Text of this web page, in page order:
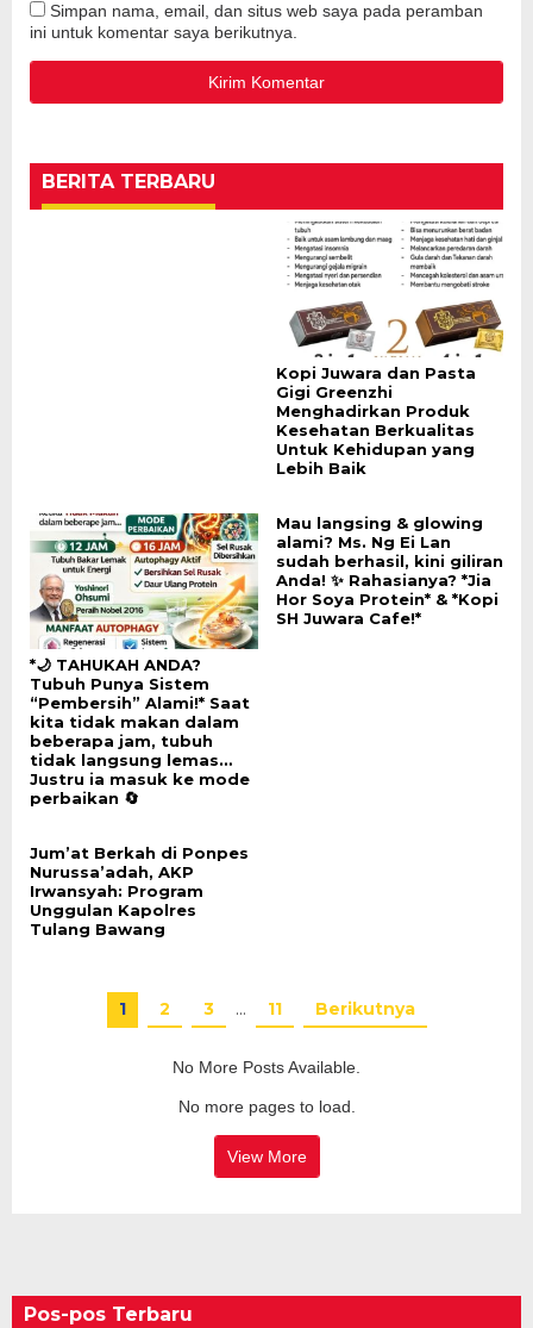
Simpan nama, email, dan situs web saya pada peramban
ini untuk komentar saya berikutnya.
BERITA TERBARU
Kopi Juwara dan Pasta
Gigi Greenzhi
Menghadirkan Produk
Kesehatan Berkualitas
Untuk Kehidupan yang
Lebih Baik
*🌙 TAHUKAH ANDA?
Tubuh Punya Sistem
“Pembersih” Alami!* Saat
kita tidak makan dalam
beberapa jam, tubuh
tidak langsung lemas…
Justru ia masuk ke mode
perbaikan 🔄
Mau langsing & glowing
alami? Ms. Ng Ei Lan
sudah berhasil, kini giliran
Anda! ✨ Rahasianya? *Jia
Hor Soya Protein* & *Kopi
SH Juwara Cafe!*
Jum’at Berkah di Ponpes
Nurussa’adah, AKP
Irwansyah: Program
Unggulan Kapolres
Tulang Bawang
1 2 3 … 11 Berikutnya
No More Posts Available.
No more pages to load.
View More
Pos-pos Terbaru